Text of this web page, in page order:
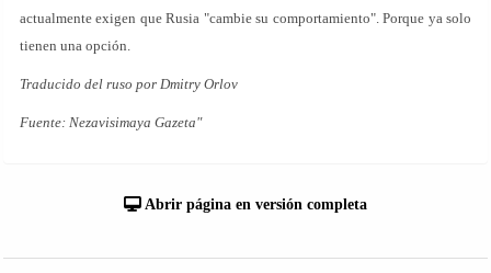
actualmente exigen que Rusia "cambie su comportamiento". Porque ya solo
tienen una opción.
Traducido del ruso por Dmitry Orlov
Fuente: Nezavisimaya Gazeta"
Abrir página en versión completa